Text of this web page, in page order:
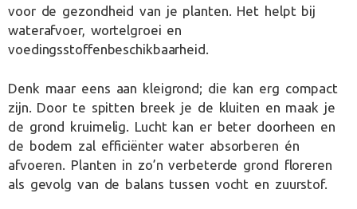
voor de gezondheid van je planten. Het helpt bij
waterafvoer, wortelgroei en
voedingsstoffenbeschikbaarheid.
Denk maar eens aan kleigrond; die kan erg compact
zijn. Door te spitten breek je de kluiten en maak je
de grond kruimelig. Lucht kan er beter doorheen en
de bodem zal efficiënter water absorberen én
afvoeren. Planten in zo’n verbeterde grond floreren
als gevolg van de balans tussen vocht en zuurstof.